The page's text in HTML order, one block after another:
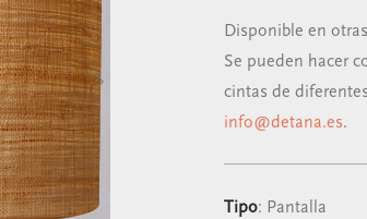
Disponible en
Se pueden hacer
cintas de
info@detana.es.
Tipo: Pantalla